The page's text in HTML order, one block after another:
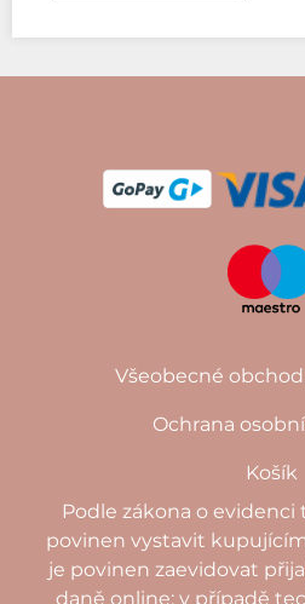
Všeobecné
Ochrana
Košík
Podle zákona o evidenci
povinen vystavit
je povinen zaevidovat
daně online; v případě